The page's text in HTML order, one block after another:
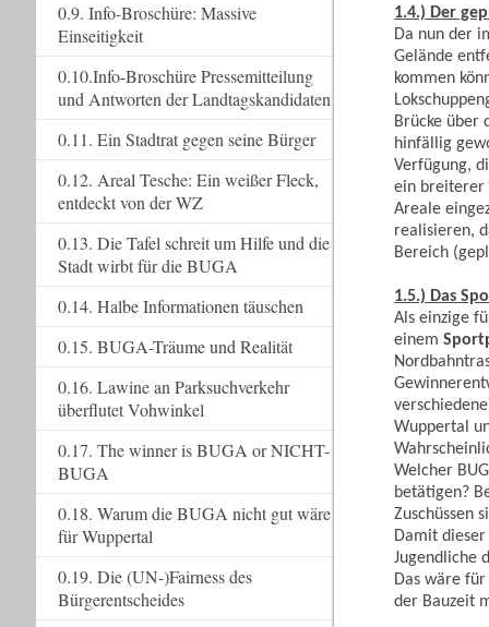
1.4.) Der
Da nun der
Gelände
kommen
Brücke über
hinfällig
Verfügung,
ein breiterer
Areale
realisieren,
Bereich
1.5.) Das
Als einzige
einem
Wuppertal
Welcher
betätigen?
Zuschüssen
Damit
Jugendliche
Das wäre
der Bauzeit
0.9. Info-Broschüre: Massive
Einseitigkeit
0.10.Info-Broschüre Pressemitteilung
und Antworten der Landtagskandidaten
0.11. Ein Stadtrat gegen seine Bürger
0.12. Areal Tesche: Ein weißer Fleck,
entdeckt von der WZ
0.13. Die Tafel schreit um Hilfe und die
Stadt wirbt für die BUGA
0.14. Halbe Informationen täuschen
0.15. BUGA-Träume und Realität
0.16. Lawine an Parksuchverkehr
überflutet Vohwinkel
0.17. The winner is BUGA or NICHT-
BUGA
0.18. Warum die BUGA nicht gut wäre
für Wuppertal
0.19. Die (UN-)Fairness des
Bürgerentscheides